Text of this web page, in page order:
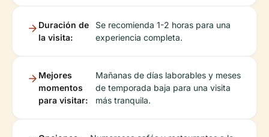
Duración de
la visita:
Se recomienda 1-2 horas para una
experiencia completa.
Mejores
momentos
para visitar:
Mañanas de días laborables y meses
de temporada baja para una visita
más tranquila.